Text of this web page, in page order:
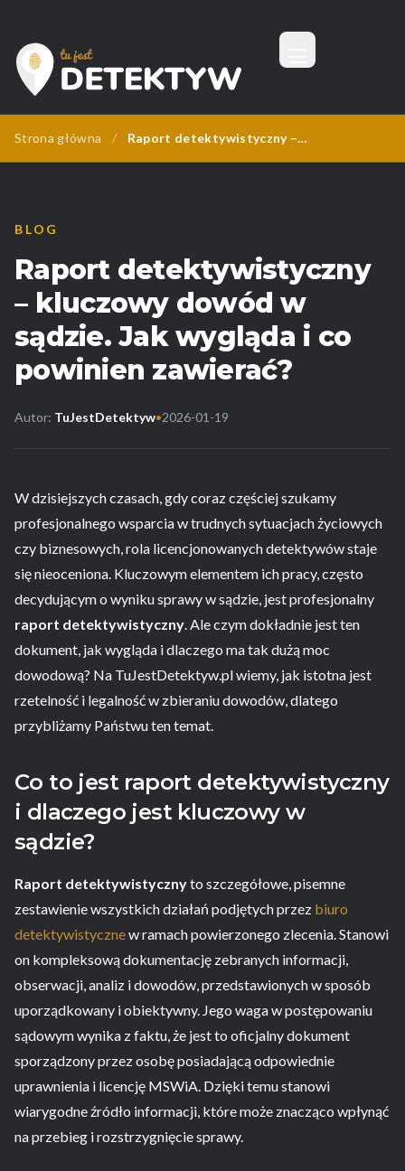
Tu Jest Detektyw
Menu
Strona główna / Raport detektywistyczny – kluczowy dowód w sądzie. Jak wygląda i co powinien zawierać?
BLOG
Raport detektywistyczny
– kluczowy dowód w
sądzie. Jak wygląda i co
powinien zawierać?
Autor: TuJestDetektyw•2026-01-19
W dzisiejszych czasach, gdy coraz częściej szukamy
profesjonalnego wsparcia w trudnych sytuacjach życiowych
czy biznesowych, rola licencjonowanych detektywów staje
się nieoceniona. Kluczowym elementem ich pracy, często
decydującym o wyniku sprawy w sądzie, jest profesjonalny
raport detektywistyczny. Ale czym dokładnie jest ten
dokument, jak wygląda i dlaczego ma tak dużą moc
dowodową? Na TuJestDetektyw.pl wiemy, jak istotna jest
rzetelność i legalność w zbieraniu dowodów, dlatego
przybliżamy Państwu ten temat.
Co to jest raport detektywistyczny
i dlaczego jest kluczowy w
sądzie?
Raport detektywistycznyto szczegółowe, pisemne
zestawienie wszystkich działań podjętych przez biuro
detektywistycznew ramach powierzonego zlecenia. Stanowi
on kompleksową dokumentację zebranych informacji,
obserwacji, analiz i dowodów, przedstawionych w sposób
uporządkowany i obiektywny. Jego waga w postępowaniu
sądowym wynika z faktu, że jest to oficjalny dokument
sporządzony przez osobę posiadającą odpowiednie
uprawnienia i licencję MSWiA. Dzięki temu stanowi
wiarygodne źródło informacji, które może znacząco wpłynąć
na przebieg i rozstrzygnięcie sprawy.